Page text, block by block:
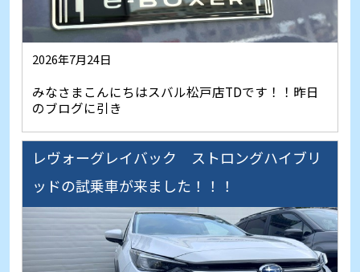
2026年7月24日
みなさまこんにちはスバル松戸店TDです！！昨日
のブログに引き
レヴォーグレイバック ストロングハイブリ
ッドの試乗車が来ました！！！